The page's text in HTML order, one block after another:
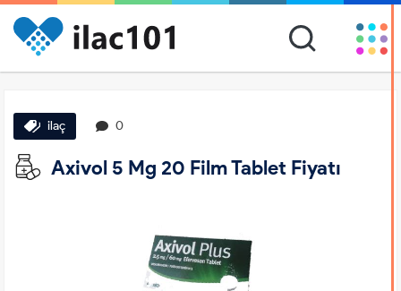
ilaç 0
Axivol 5 Mg 20 Film Tablet Fiyatı